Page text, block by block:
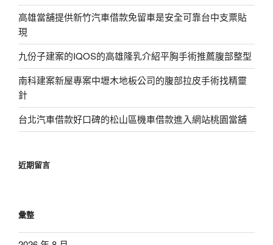
高雄當舖提供新竹汽車借款免留車是安全可靠台中支票貼
現
九份子建案的IQOS的高雄隆乳介紹平胸手術推薦腹部整型
南科建案新屋專案中壢木地板公司的腹部拉皮手術找精靈
針
台北汽車借款好口碑的松山區機車借款進入網站桃園當舖
近期留言
彙整